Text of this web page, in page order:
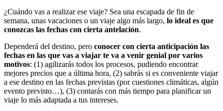
¿Cuándo vas a realizar ese viaje? Sea una escapada de fin de
semana, unas vacaciones o un viaje algo más largo, lo ideal es que
conozcas las fechas con cierta antelación.
Dependerá del destino, pero conocer con cierta anticipación las
fechas en las que vas a viajar te va a venir genial por varios
motivos: (1) agilizarás todos los procesos, pudiendo encontrar
mejores precios que a última hora, (2) sabrás si es conveniente viajar
a ese destino en las fechas previstas (por cuestiones climáticas, algún
evento previsto…), (3) contarás con más tiempo para planificar un
viaje lo más adaptada a tus intereses.